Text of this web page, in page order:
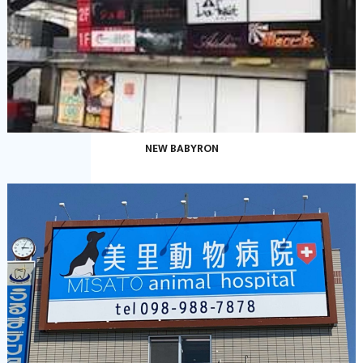
NEW BABYRON